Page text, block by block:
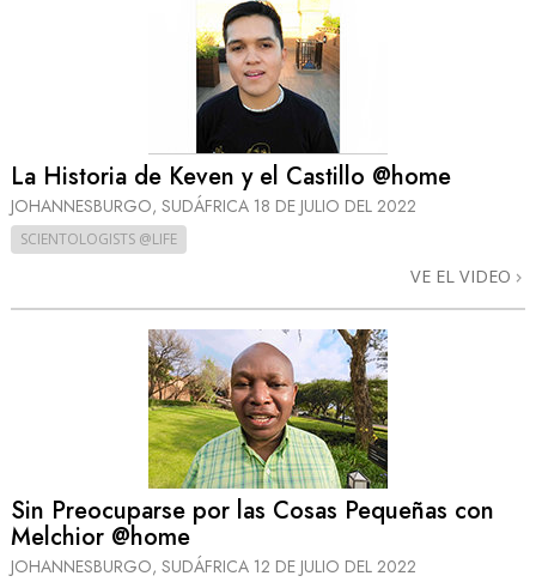
La Historia de Keven y el Castillo @home
JOHANNESBURGO, SUDÁFRICA 18 DE JULIO DEL 2022
SCIENTOLOGISTS @LIFE
VE EL VIDEO
Sin Preocuparse por las Cosas Pequeñas con
Melchior @home
JOHANNESBURGO, SUDÁFRICA 12 DE JULIO DEL 2022